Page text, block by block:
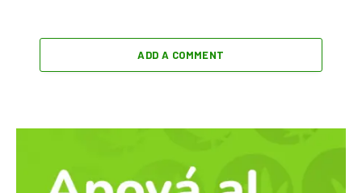
ADD A COMMENT